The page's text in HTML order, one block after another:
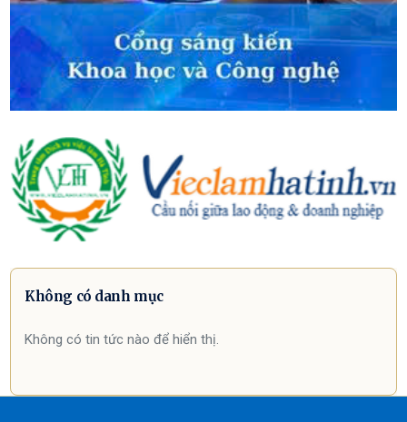
Không có danh mục
Không có tin tức nào để hiển thị.